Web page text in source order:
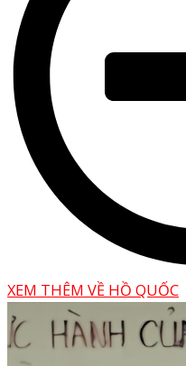
XEM THÊM VỀ HỒ QUỐC